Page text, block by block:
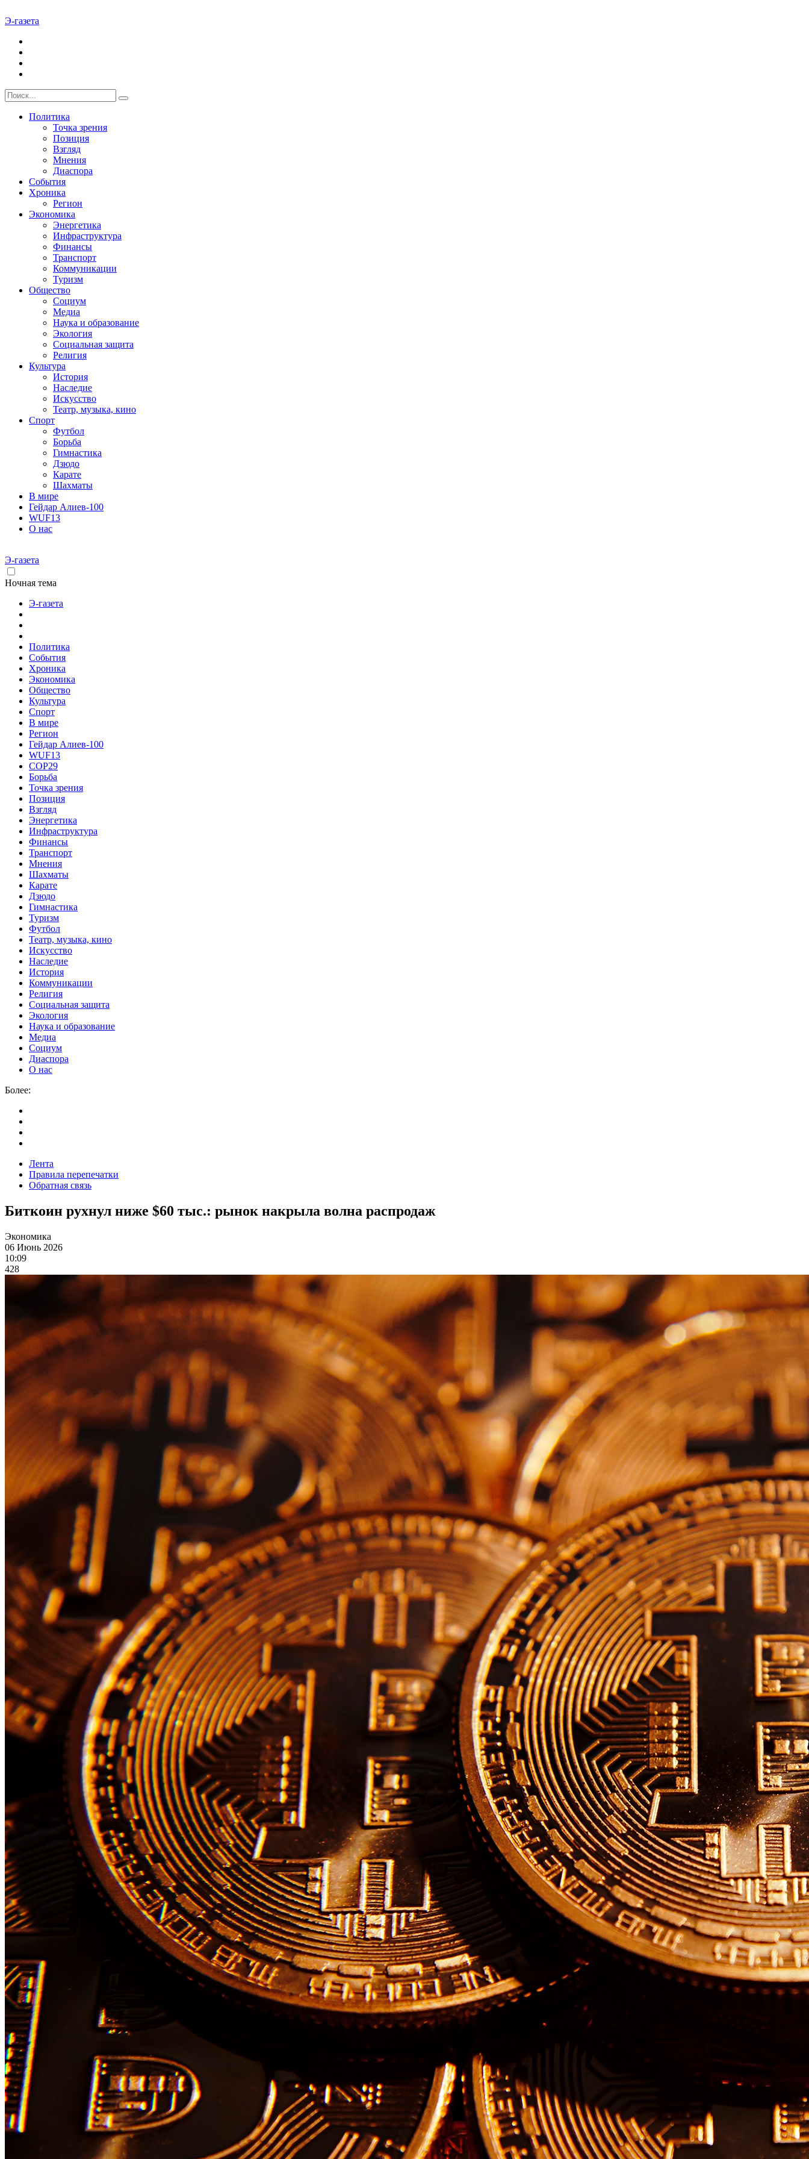
Э-газета
Политика
Точка зрения
Позиция
Взгляд
Мнения
Диаспора
События
Хроника
Регион
Экономика
Энергетика
Инфраструктура
Финансы
Транспорт
Коммуникации
Туризм
Общество
Социум
Медиа
Наука и образование
Экология
Социальная защита
Религия
Культура
История
Наследие
Искусство
Театр, музыка, кино
Спорт
Футбол
Борьба
Гимнастика
Дзюдо
Карате
Шахматы
В мире
Гейдар Алиев-100
WUF13
О нас
Э-газета
Ночная тема
Э-газета
Политика
События
Хроника
Экономика
Общество
Культура
Спорт
В мире
Регион
Гейдар Алиев-100
WUF13
COP29
Борьба
Точка зрения
Позиция
Взгляд
Энергетика
Инфраструктура
Финансы
Транспорт
Мнения
Шахматы
Карате
Дзюдо
Гимнастика
Туризм
Футбол
Театр, музыка, кино
Искусство
Наследие
История
Коммуникации
Религия
Социальная защита
Экология
Наука и образование
Медиа
Социум
Диаспора
О нас
Более:
Лента
Правила перепечатки
Обратная связь
Биткоин рухнул ниже $60 тыс.: рынок накрыла волна распродаж
Экономика
06 Июнь 2026
10:09
428